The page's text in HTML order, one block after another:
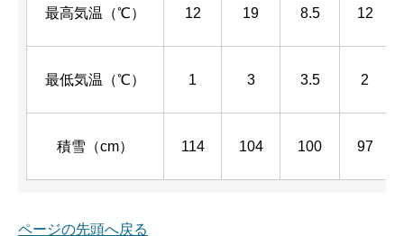
最高気温（℃） 12 19 8.5 12
最低気温（℃） 1 3 3.5 2
積雪（cm） 114 104 100 97
ページの先頭へ戻る